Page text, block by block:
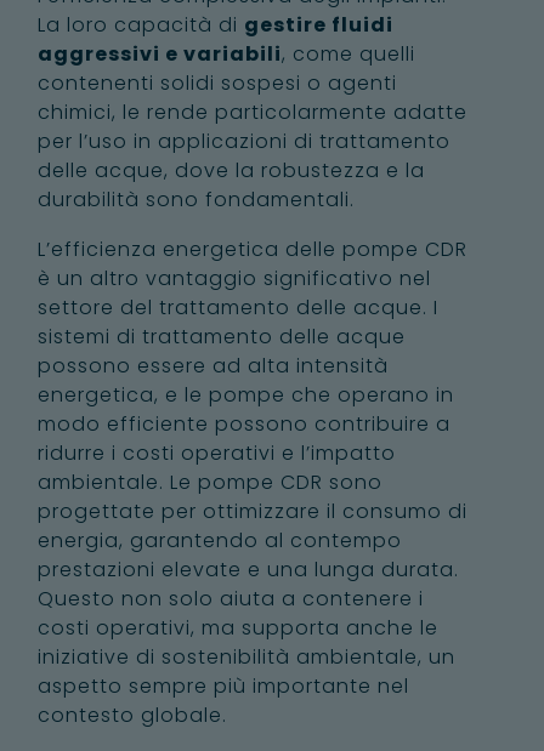
La loro capacità di gestire fluidi
aggressivi e variabili, come quelli
contenenti solidi sospesi o agenti
chimici, le rende particolarmente adatte
per l’uso in applicazioni di trattamento
delle acque, dove la robustezza e la
durabilità sono fondamentali.
L’efficienza energetica delle pompe CDR
è un altro vantaggio significativo nel
settore del trattamento delle acque. I
sistemi di trattamento delle acque
possono essere ad alta intensità
energetica, e le pompe che operano in
modo efficiente possono contribuire a
ridurre i costi operativi e l’impatto
ambientale. Le pompe CDR sono
progettate per ottimizzare il consumo di
energia, garantendo al contempo
prestazioni elevate e una lunga durata.
Questo non solo aiuta a contenere i
costi operativi, ma supporta anche le
iniziative di sostenibilità ambientale, un
aspetto sempre più importante nel
contesto globale.